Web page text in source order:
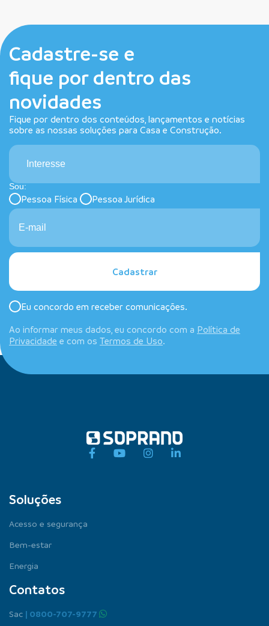
Cadastre-se e
fique por dentro das
novidades
Fique por dentro dos conteúdos, lançamentos e notícias
sobre as nossas soluções para Casa e Construção.
Interesse
Sou:
Pessoa Física Pessoa Jurídica
Cadastrar
Eu concordo em receber comunicações.
Ao informar meus dados, eu concordo com a Política de
Privacidade e com os Termos de Uso.
Soluções
Acesso e segurança
Bem-estar
Energia
Contatos
Sac | 0800-707-9777